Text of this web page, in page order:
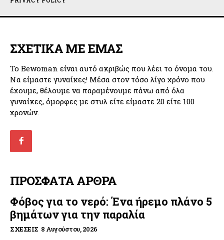
ΣΧΕΤΙΚΑ ΜΕ ΕΜΑΣ
Το Bewoman είναι αυτό ακριβώς που λέει το όνομα του.
Να είμαστε γυναίκες! Μέσα στον τόσο λίγο χρόνο που
έχουμε, θέλουμε να παραμένουμε πάνω από όλα
γυναίκες, όμορφες με στυλ είτε είμαστε 20 είτε 100
χρονών.
ΠΡΟΣΦΑΤΑ ΑΡΘΡΑ
Φόβος για το νερό: Ένα ήρεμο πλάνο 5
βημάτων για την παραλία
ΣΧΈΣΕΙΣ 8 Αυγούστου, 2026